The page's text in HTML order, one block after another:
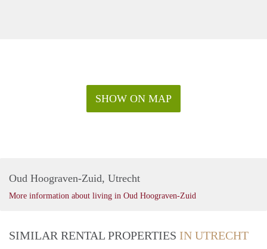
SHOW ON MAP
Oud Hoograven-Zuid, Utrecht
More information about living in Oud Hoograven-Zuid
SIMILAR RENTAL PROPERTIES IN UTRECHT